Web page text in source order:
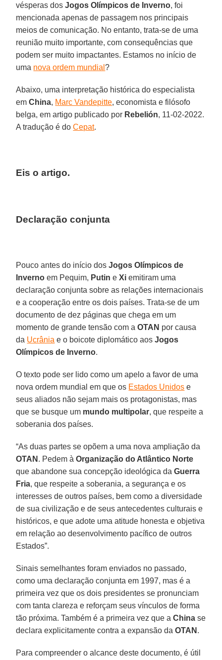
vésperas dosJogos Olímpicos de Inverno, foi
mencionada apenas de passagem nos principais
meios de comunicação. No entanto, trata-se de uma
reunião muito importante, com consequências que
podem ser muito impactantes. Estamos no início de
uma nova ordem mundial?
Abaixo, uma interpretação histórica do especialista
emChina, Marc Vandepitte, economista e filósofo
belga, em artigo publicado por Rebelión, 11-02-2022.
A tradução é doCepat.
Eis o artigo.
Declaração conjunta
Pouco antes do início dosJogos Olímpicos de
Inverno em Pequim, Putin eXi emitiram uma
declaração conjunta sobre as relações internacionais
e a cooperação entre os dois países. Trata-se de um
documento de dez páginas que chega em um
momento de grande tensão com aOTAN por causa
da Ucrânia e o boicote diplomático aosJogos
Olímpicos de Inverno.
O texto pode ser lido como um apelo a favor de uma
nova ordem mundial em que os Estados Unidos e
seus aliados não sejam mais os protagonistas, mas
que se busque um mundo multipolar, que respeite a
soberania dos países.
“As duas partes se opõem a uma nova ampliação da
OTAN . Pedem àOrganização do Atlântico Norte
que abandone sua concepção ideológica daGuerra
Fria, que respeite a soberania, a segurança e os
interesses de outros países, bem como a diversidade
de sua civilização e de seus antecedentes culturais e
históricos, e que adote uma atitude honesta e objetiva
em relação ao desenvolvimento pacífico de outros
Estados”.
Sinais semelhantes foram enviados no passado,
como uma declaração conjunta em 1997, mas é a
primeira vez que os dois presidentes se pronunciam
com tanta clareza e reforçam seus vínculos de forma
tão próxima. Também é a primeira vez que aChina se
declara explicitamente contra a expansão daOTAN .
Para compreender o alcance deste documento, é útil